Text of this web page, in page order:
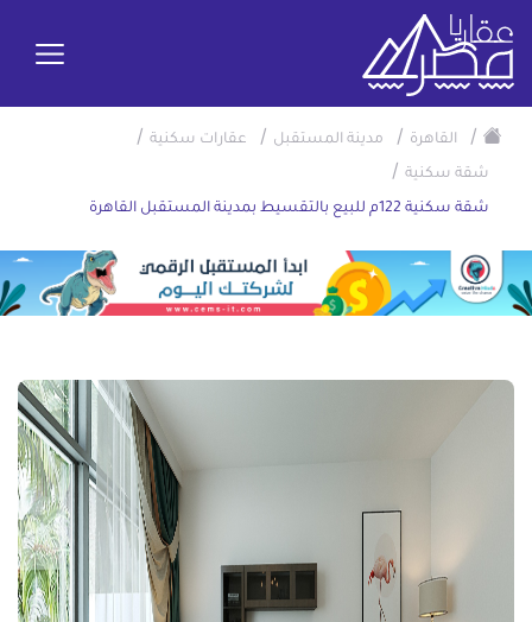
/ القاهرة / مدينة المستقبل / عقارات سكنية /
شقة سكنية /
شقة سكنية 122م للبيع بالتقسيط بمدينة المستقبل القاهرة